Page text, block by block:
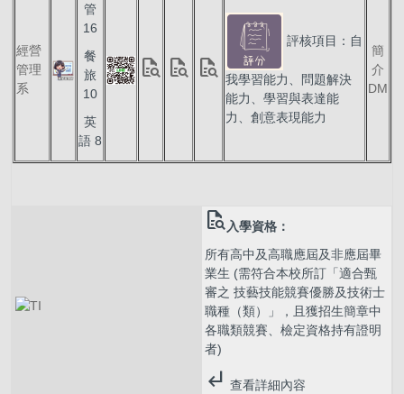
經營
管理
系
管
16
餐
旅
10
英
語 8
quick_reference_all quick_reference_all quick_reference_all
評核項目：自
我學習能力、問題解決
能力、學習與表達能
力、創意表現能力
簡
介
DM
quick_reference_all 入學資格：
所有高中及高職應屆及非應屆畢
業生 (需符合本校所訂「適合甄
審之 技藝技能競賽優勝及技術士
職種（類）」，且獲招生簡章中
各職類競賽、檢定資格持有證明
者)
subdirectory_arrow_left 查看詳細內容